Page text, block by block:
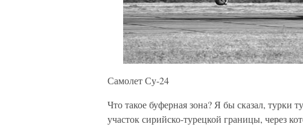
Самолет Су-24
Что такое буферная зона? Я бы сказал, турки
участок сирийско-турецкой границы, через